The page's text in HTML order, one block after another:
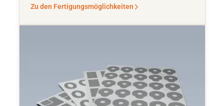
Zu den Fertigungsmöglichkeiten